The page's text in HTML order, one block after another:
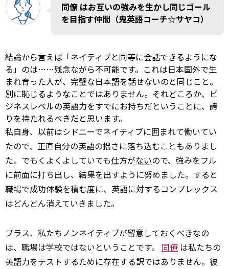
同僚 はお互いの強みを生かし同じゴール
を目指す仲間（鬼英語コーチ☆サヤコ）
結論から言えば「ネイティブと同等に会話できるようにな
る」のは……残念ながら不可能です。これは日本国外で生
まれ育った人が、完璧な日本語を話せないのと同じこと。
別に恥じるようなことではありません。それどころか、ビ
ジネスレベルの英語力をすでにお持ちだということに、誇
りを持たれるべきだと思います。
私自身、以前はシドニーでネイティブに囲まれて働いてい
たので、正直自分の英語の拙さに落ち込むこともありまし
た。でもくよくよしていても仕方がないので、強みをフル
に前面に打ち出し、結果を出すように努めました。すると
職場で成功体験を積む度に、英語に対するコンプレックス
はどんどん消えていきました。
プラス、私たちノンネイティブが留意しておくべきなの
は、職場は学校ではないということです。 同僚 は私たちの
英語力をテストするために存在する訳ではありません。彼